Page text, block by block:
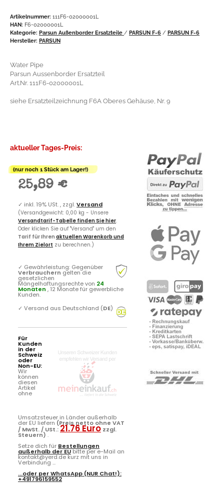
Artikelnummer: 111F6-02000001L
HAN: F6-02000001L
Kategorie: Parsun Außenborder Ersatzteile / PARSUN F-6 / PARSUN F-6
Hersteller: PARSUN
Water Pipe
Parsun Aussenborder Ersatzteil
Art.Nr. 111F6-02000001L
siehe Ersatzteilzeichnung F6A Oberes Gehäuse, Nr. 9
aktueller Tages-Preis:
(nur noch 1 Stück am Lager!)
25,89 €
✓ inkl. 19% USt. , zzgl.Versand
(Versandgewicht: 0,00 kg - Unsere
Versandtarif-Tabelle finden Sie hier.
Oder klicken Sie auf "Versand" um den
Tarif für Ihren aktuellen Warenkorb und
Ihrem Zielort zu berechnen.)
✓ Gewährleistung: Gegenüber
Verbrauchern gelten die
gesetzlichen
Mängelhaftungsrechte von 24
Monaten , 12 Monate für gewerbliche
Kunden.
✓ Versand aus Deutschland (DE)
Für
Kunden
in der
Schweiz
oder
Non-EU:
Wir
können
diesen
Artikel
ohne
Umsatzsteuer in Länder außerhalb
der EU liefern (Preis netto ohne VAT
/ MwSt. / USt.:21.76 Euro zzgl.
Steuern) .
Setze dich für Bestellungen
außerhalb der EUbitte per e-Mail an
kontakt@yerd.de kurz mit uns in
Verbindung ...
...oder perWhatsApp (NUR Chat!):
+491796159552